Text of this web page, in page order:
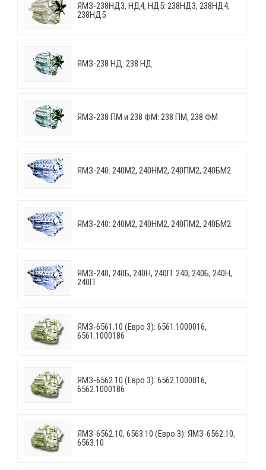
ЯМЗ-238НД3, НД4, НД5: 238НД3, 238НД4,
238НД5
ЯМЗ-238 НД: 238 НД
ЯМЗ-238 ПМ и 238 ФМ: 238 ПМ, 238 ФМ
ЯМЗ-240: 240М2, 240НМ2, 240ПМ2, 240БМ2
ЯМЗ-240: 240М2, 240НМ2, 240ПМ2, 240БМ2
ЯМЗ-240, 240Б, 240Н, 240П: 240, 240Б, 240Н,
240П
ЯМЗ-6561.10 (Евро 3): 6561.1000016,
6561.1000186
ЯМЗ-6562.10 (Евро 3): 6562.1000016,
6562.1000186
ЯМЗ-6562.10, 6563.10 (Евро 3): ЯМЗ-6562.10,
6563.10